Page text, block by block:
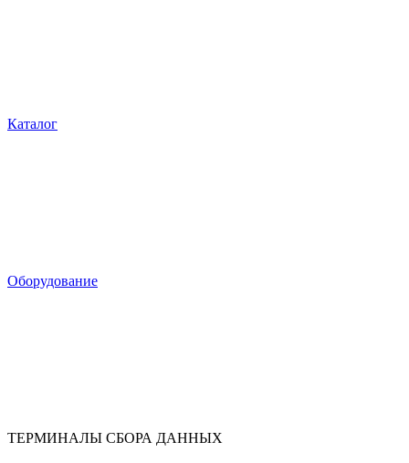
Каталог
Оборудование
ТЕРМИНАЛЫ СБОРА ДАННЫХ